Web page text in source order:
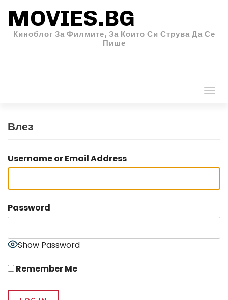
MOVIES.BG
Киноблог За Филмите, За Които Си Струва Да Се
Пише
Влез
Username or Email Address
Password
Show Password
Remember Me